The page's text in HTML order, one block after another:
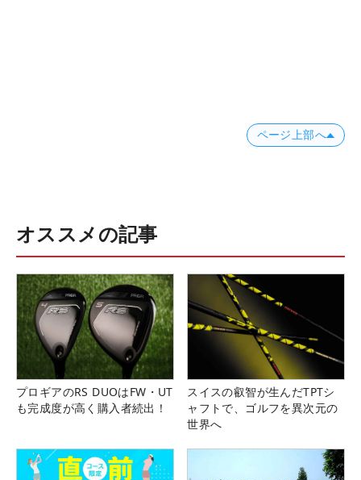
ページ上部へ
オススメの記事
プロギアのRS DUOはFW・UT
も完成度が高く購入者続出！
スイスの叡智が生んだTPTシ
ャフトで、ゴルフを異次元の
世界へ